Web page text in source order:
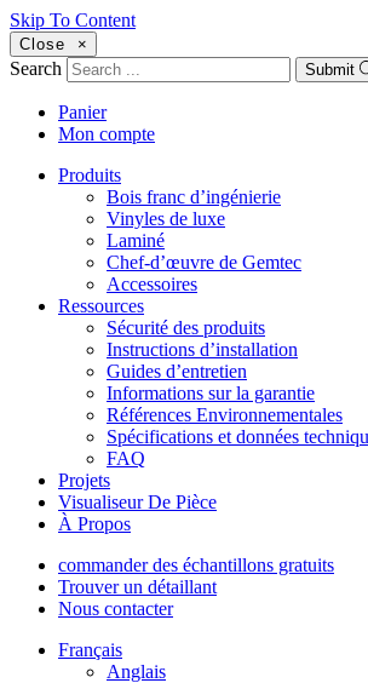
Skip To Content
Close ×
Search Submit
Panier
Mon compte
Produits
Bois franc d’ingénierie
Vinyles de luxe
Laminé
Chef-d’œuvre de Gemtec
Accessoires
Ressources
Sécurité des produits
Instructions d’installation
Guides d’entretien
Informations sur la garantie
Références Environnementales
Spécifications et données
FAQ
Projets
Visualiseur De Pièce
À Propos
commander des échantillons gratuits
Trouver un détaillant
Nous contacter
Français
Anglais